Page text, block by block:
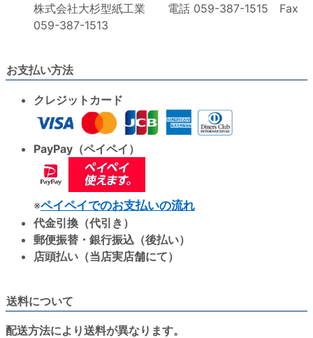
株式会社大杉型紙工業 電話 059-387-1515 Fax
059-387-1513
お支払い方法
クレジットカード
PayPay（ペイペイ）
※ペイペイでのお支払いの流れ
代金引換（代引き）
郵便振替・銀行振込（後払い）
店頭払い（当店実店舗にて）
送料について
配送方法により送料が異なります。